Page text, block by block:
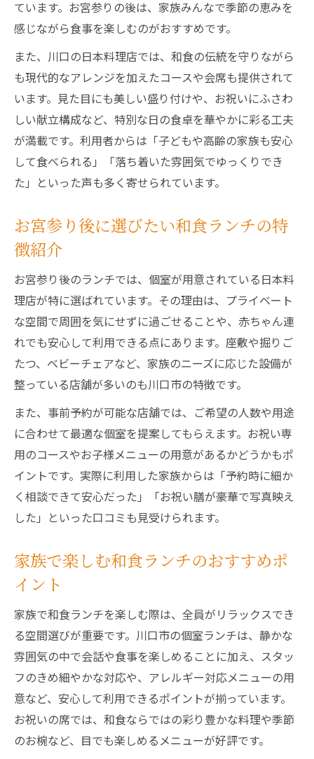
ています。お宮参りの後は、家族みんなで季節の恵みを
感じながら食事を楽しむのがおすすめです。
また、川口の日本料理店では、和食の伝統を守りながら
も現代的なアレンジを加えたコースや会席も提供されて
います。見た目にも美しい盛り付けや、お祝いにふさわ
しい献立構成など、特別な日の食卓を華やかに彩る工夫
が満載です。利用者からは「子どもや高齢の家族も安心
して食べられる」「落ち着いた雰囲気でゆっくりでき
た」といった声も多く寄せられています。
お宮参り後に選びたい和食ランチの特
徴紹介
お宮参り後のランチでは、個室が用意されている日本料
理店が特に選ばれています。その理由は、プライベート
な空間で周囲を気にせずに過ごせることや、赤ちゃん連
れでも安心して利用できる点にあります。座敷や掘りご
たつ、ベビーチェアなど、家族のニーズに応じた設備が
整っている店舗が多いのも川口市の特徴です。
また、事前予約が可能な店舗では、ご希望の人数や用途
に合わせて最適な個室を提案してもらえます。お祝い専
用のコースやお子様メニューの用意があるかどうかもポ
イントです。実際に利用した家族からは「予約時に細か
く相談できて安心だった」「お祝い膳が豪華で写真映え
した」といった口コミも見受けられます。
家族で楽しむ和食ランチのおすすめポ
イント
家族で和食ランチを楽しむ際は、全員がリラックスでき
る空間選びが重要です。川口市の個室ランチは、静かな
雰囲気の中で会話や食事を楽しめることに加え、スタッ
フのきめ細やかな対応や、アレルギー対応メニューの用
意など、安心して利用できるポイントが揃っています。
お祝いの席では、和食ならではの彩り豊かな料理や季節
のお椀など、目でも楽しめるメニューが好評です。